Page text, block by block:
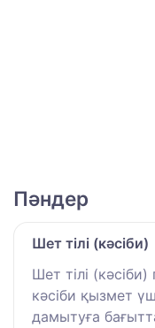
Пәндер
Шет тілі (кәсіби)
Шет тілі
кәсіби қызмет
дамытуға